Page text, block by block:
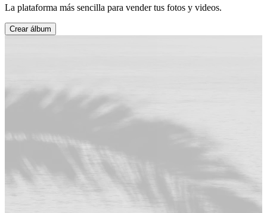
La plataforma más sencilla para vender tus fotos y videos.
Crear álbum